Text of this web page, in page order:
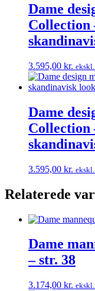
Dame
Collection
3.595,00 kr.
Dame
Collection
3.595,00 kr.
Relaterede
Dame
– str. 38
3.174,00 kr.